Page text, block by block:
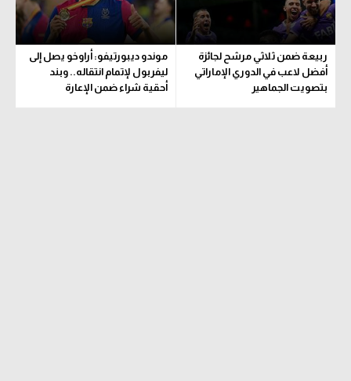
أقسام خاصة
Gamers
ميركاتو
ربيعة ضمن ثلاثي مرشح لجائزة
أفضل لاعب في الدوري الإماراتي
بتصويت الجماهير
موندو ديبورتيفو: أراوخو يصل إلى
ليفربول لإتمام انتقاله.. وبند
أحقية شراء ضمن الإعارة